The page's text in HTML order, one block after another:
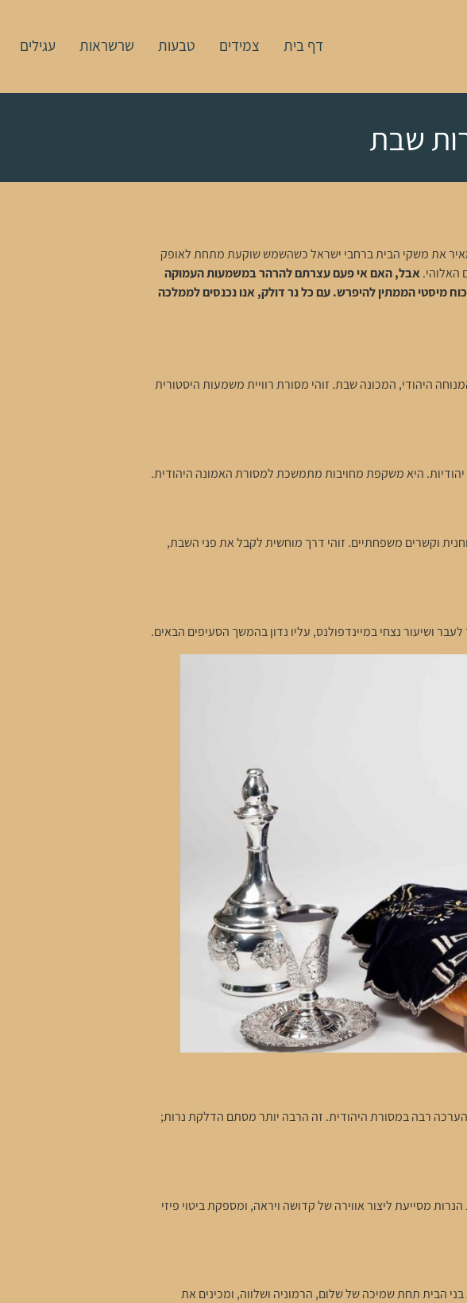
דף בית צמידים טבעות שרשראות עגילים
שבת
מאיר את משקי הבית ברחבי ישראל כשהשמש שוקעת מתחת לאופק
האלוהי. אבל, האם אי פעם עצרתם להרהר במשמעות העמוקה
מיסטי הממתין להיפרש. עם כל נר דולק, אנו נכנסים לממלכה
היהודי, המכונה שבת. זוהי מסורת רוויית משמעות היסטורית
היא משקפת מחויבות מתמשכת למסורת האמונה היהודית.
וקשרים משפחתיים. זוהי דרך מוחשית לקבל את פני השבת,
ושיעור נצחי במיינדפולנס, עליו נדון בהמשך הסעיפים הבאים.
רבה במסורת היהודית. זה הרבה יותר מסתם הדלקת נרות;
מסייעת ליצור אווירה של קדושה ויראה, ומספקת ביטוי פיזי
הבית תחת שמיכה של שלום, הרמוניה ושלווה, ומכינים את